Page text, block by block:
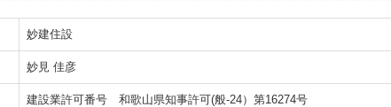
妙建住設
妙見 佳彦
建設業許可番号 和歌山県知事許可(般-24）第16274号